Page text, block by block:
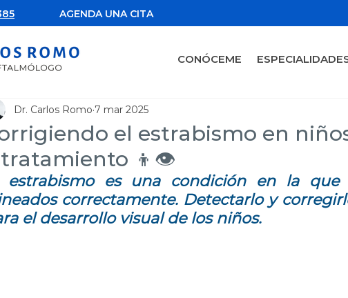
AGENDA UNA CITA
CONÓCEME
el estrabismo en
👦👁️
Dr. Carlos Romo 7 mar 2025
estrabismo es una condición en la
correctamente. Detectarlo y
el desarrollo visual de los niños.